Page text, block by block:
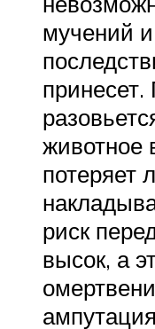
мучений
животное
потеряет
риск
высок, а